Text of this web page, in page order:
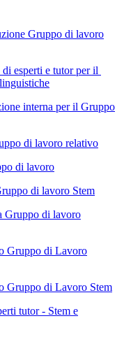
Gruppo di lavoro
esperti e tutor per il
interna per il Gruppo
di lavoro relativo
di lavoro
di lavoro Stem
Gruppo di lavoro
Gruppo di Lavoro
Gruppo di Lavoro Stem
tutor - Stem e